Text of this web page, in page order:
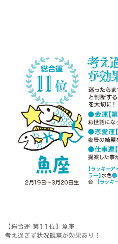
【総合運 第11位】魚座
考え過ぎず状況観察が効果あり！